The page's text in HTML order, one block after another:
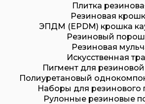
Плитка
Резиновая
ЭПДМ (EPDM) крошка
Резиновый
Резиновая
Искусственная
Пигмент для
Полиуретановый
Наборы для резинового
Рулонные резиновые